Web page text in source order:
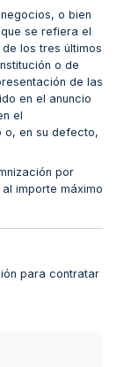
o bien
se refiera el
los tres últimos
o de
de las
en el anuncio
el
o, en su defecto,
por
importe máximo
para contratar